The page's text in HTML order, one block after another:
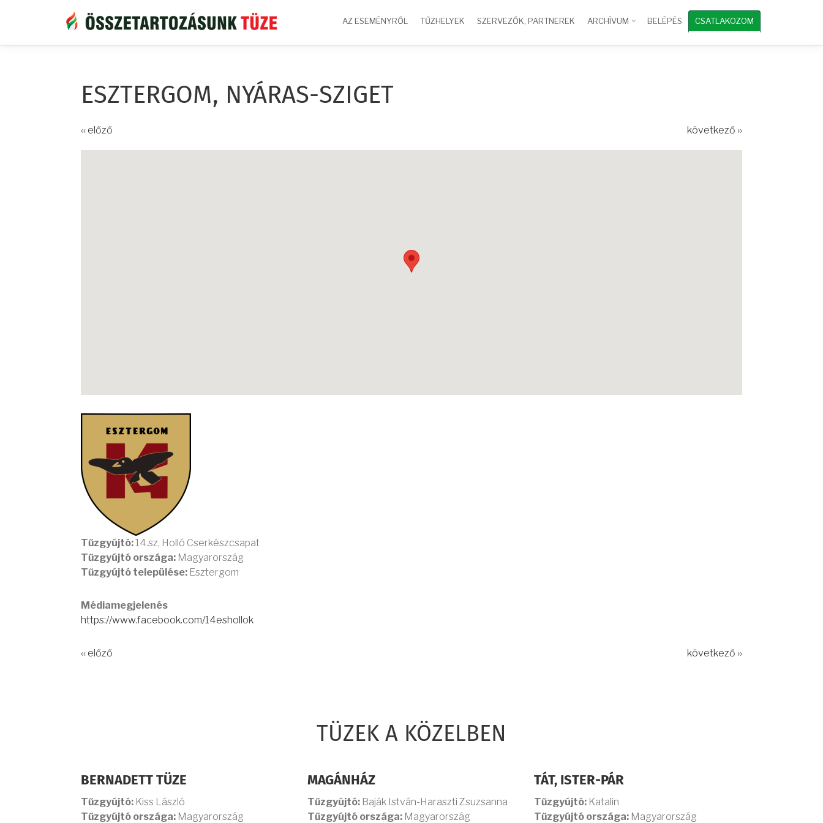
AZ ESEMÉNYRŐL TŰZHELYEK SZERVEZŐK, PARTNEREK ARCHÍVUM BELÉPÉS CSATLAKOZOM
ESZTERGOM, NYÁRAS-SZIGET
‹‹ előző következő ››
Tűzgyújtó:14.sz, Holló Cserkészcsapat
Tűzgyújtó országa: Magyarország
Tűzgyújtó települése: Esztergom
Médiamegjelenés
https://www.facebook.com/14eshollok
‹‹ előző következő ››
TÜZEK A KÖZELBEN
BERNADETT TÜZE
Tűzgyújtó: Kiss László
Tűzgyújtó országa: Magyarország
MAGÁNHÁZ
Tűzgyújtó: Baják István-Haraszti Zsuzsanna
Tűzgyújtó országa: Magyarország
TÁT, ISTER-PÁR
Tűzgyújtó: Katalin
Tűzgyújtó országa: Magyarország